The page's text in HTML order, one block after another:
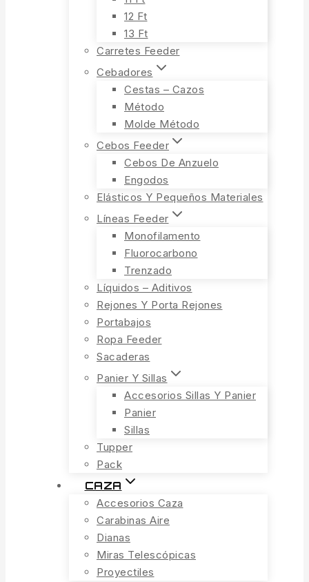
12 Ft
13 Ft
Carretes Feeder
Cebadores
Cestas – Cazos
Método
Molde Método
Cebos Feeder
Cebos De Anzuelo
Engodos
Elásticos Y Pequeños Materiales
Líneas Feeder
Monofilamento
Fluorocarbono
Trenzado
Líquidos – Aditivos
Rejones Y Porta Rejones
Portabajos
Ropa Feeder
Sacaderas
Panier Y Sillas
Accesorios Sillas Y Panier
Panier
Sillas
Tupper
Pack
CAZA
Accesorios Caza
Carabinas Aire
Dianas
Miras Telescópicas
Proyectiles